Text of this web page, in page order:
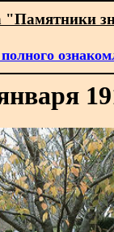
"Памятники